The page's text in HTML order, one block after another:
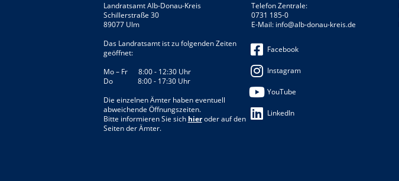
Landratsamt Alb-Donau-Kreis
Schillerstraße 30
89077 Ulm
Das Landratsamt ist zu folgenden Zeiten
geöffnet:
Mo – Fr 8:00 - 12:30 Uhr
Do 8:00 - 17:30 Uhr
Die einzelnen Ämter haben eventuell
abweichende Öffnungszeiten.
Bitte informieren Sie sich hieroder auf den
Seiten der Ämter.
Telefon Zentrale:
0731 185-0
E-Mail: info@alb-donau-kreis.de
Facebook
Instagram
YouTube
LinkedIn